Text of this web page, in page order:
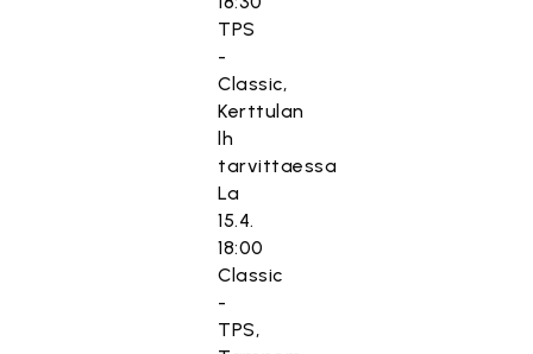
TPS
-
Classic,
Kerttulan
lh
tarvittaessa
La
15.4.
18:00
Classic
-
TPS,